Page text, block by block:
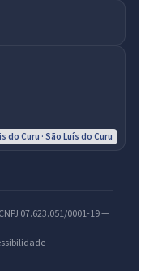
do Curu · São Luís do Curu
07.623.051/0001-19 —
município.